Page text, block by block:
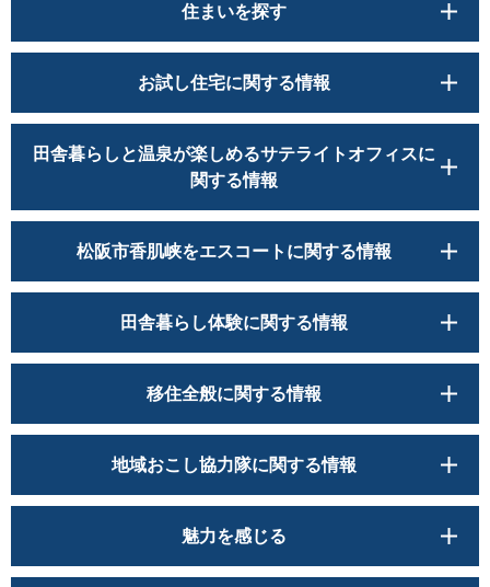
住まいを探す
お試し住宅に関する情報
田舎暮らしと温泉が楽しめるサテライトオフィスに
関する情報
松阪市香肌峡をエスコートに関する情報
田舎暮らし体験に関する情報
移住全般に関する情報
地域おこし協力隊に関する情報
魅力を感じる